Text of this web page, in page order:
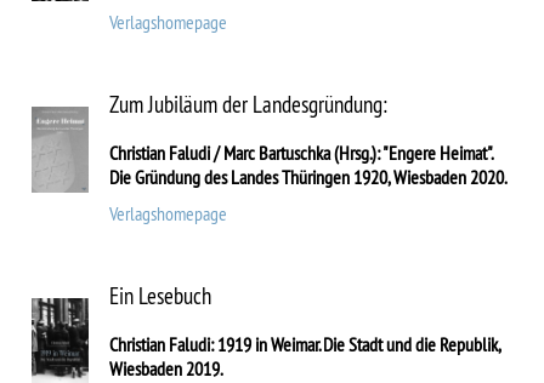
Verlagshomepage
Zum Jubiläum der Landesgründung:
Christian Faludi / Marc Bartuschka (Hrsg.): "Engere Heimat".
Die Gründung des Landes Thüringen 1920, Wiesbaden 2020.
Verlagshomepage
Ein Lesebuch
Christian Faludi: 1919 in Weimar. Die Stadt und die Republik,
Wiesbaden 2019.